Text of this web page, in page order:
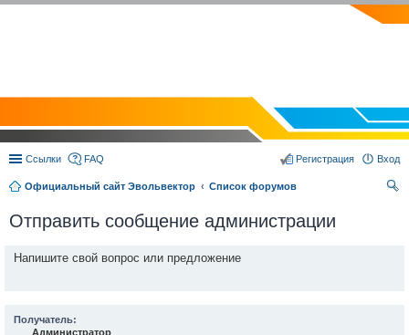
Ссылки FAQ Вход
Регистрация
Официальный сайт Эвольвектор
Список форумов
Отправить сообщение администрации
Напишите свой вопрос или предложение
Получатель:
Администратор